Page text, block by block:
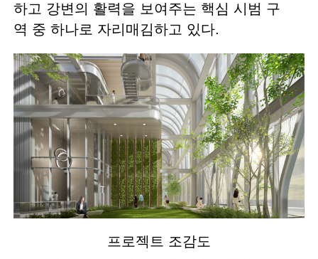
하고 강변의 활력을 보여주는 핵심 시범 구
역 중 하나로 자리매김하고 있다.
프로젝트 조감도